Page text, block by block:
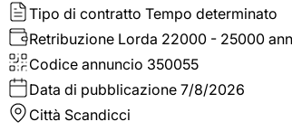
Tipo di contratto Tempo determinato
Retribuzione Lorda 22000 - 25000
Codice annuncio 350055
Data di pubblicazione 7/8/2026
Città Scandicci